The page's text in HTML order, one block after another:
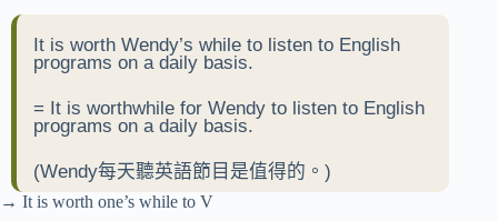
It is worth Wendy’s while to listen to English
programs on a daily basis.
= It is worthwhile for Wendy to listen to English
programs on a daily basis.
(Wendy每天聽英語節目是值得的。)
→ It is worth one’s while to V